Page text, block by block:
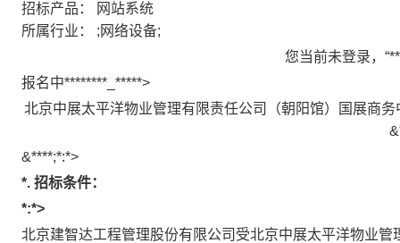
招标产品：
网站系统
所属行业：
;网络设备;
您当前未登录，
报名中********_*****>
北京中展太平洋物业管理有限责任公司（朝阳馆）国展商
&****;*:*>
*. 招标条件：
*:*>
北京建智达工程管理股份有限公司受北京中展太平洋物业管